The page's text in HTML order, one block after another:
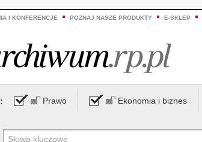
I KONFERENCJE POZNAJ NASZE PRODUKTY E-SKLEP
Prawo Ekonomia i biznes